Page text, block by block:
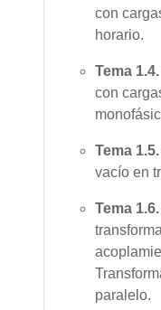
con
horario.
Tema 1.4.
con
Tema 1.5.
vacío en
Tema 1.6.
paralelo.